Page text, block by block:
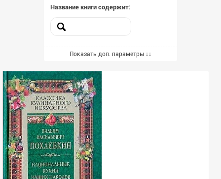
Название книги содержит:
Включённые жанры
Всего выбрано -
Исключённые жанры
Выбрать жанры из списка
Всего выбрано -
Язык:
Любой
Показать доп. параметры ↓↓